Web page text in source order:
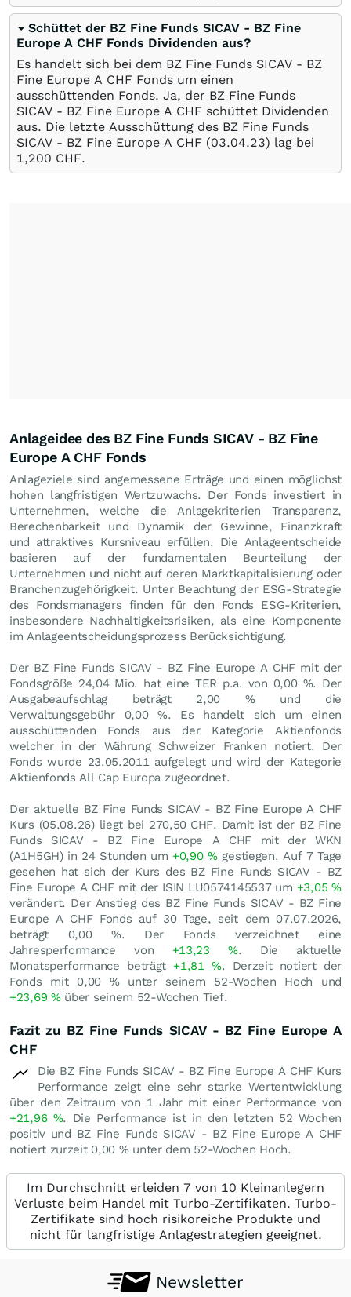
Schüttet der BZ Fine Funds SICAV - BZ Fine
Europe A CHF Fonds Dividenden aus?
Es handelt sich bei dem BZ Fine Funds SICAV - BZ
Fine Europe A CHF Fonds um einen
ausschüttenden Fonds. Ja, der BZ Fine Funds
SICAV - BZ Fine Europe A CHF schüttet Dividenden
aus. Die letzte Ausschüttung des BZ Fine Funds
SICAV - BZ Fine Europe A CHF (03.04.23) lag bei
1,200 CHF.
Anlageidee des BZ Fine Funds SICAV - BZ Fine
Europe A CHF Fonds
Anlageziele sind angemessene Erträge und einen möglichst
hohen langfristigen Wertzuwachs. Der Fonds investiert in
Unternehmen, welche die Anlagekriterien Transparenz,
Berechenbarkeit und Dynamik der Gewinne, Finanzkraft
und attraktives Kursniveau erfüllen. Die Anlageentscheide
basieren auf der fundamentalen Beurteilung der
Unternehmen und nicht auf deren Marktkapitalisierung oder
Branchenzugehörigkeit. Unter Beachtung der ESG-Strategie
des Fondsmanagers finden für den Fonds ESG-Kriterien,
insbesondere Nachhaltigkeitsrisiken, als eine Komponente
im Anlageentscheidungsprozess Berücksichtigung.
Der BZ Fine Funds SICAV - BZ Fine Europe A CHF mit der
Fondsgröße 24,04 Mio. hat eine TER p.a. von 0,00 %. Der
Ausgabeaufschlag beträgt 2,00 % und die
Verwaltungsgebühr 0,00 %. Es handelt sich um einen
ausschüttenden Fonds aus der Kategorie Aktienfonds
welcher in der Währung Schweizer Franken notiert. Der
Fonds wurde 23.05.2011 aufgelegt und wird der Kategorie
Aktienfonds All Cap Europa zugeordnet.
Der aktuelle BZ Fine Funds SICAV - BZ Fine Europe A CHF
Kurs (05.08.26) liegt bei 270,50 CHF. Damit ist der BZ Fine
Funds SICAV - BZ Fine Europe A CHF mit der WKN
(A1H5GH) in 24 Stunden um +0,90%gestiegen. Auf 7 Tage
gesehen hat sich der Kurs des BZ Fine Funds SICAV - BZ
Fine Europe A CHF mit der ISIN LU0574145537 um +3,05%
verändert. Der Anstieg des BZ Fine Funds SICAV - BZ Fine
Europe A CHF Fonds auf 30 Tage, seit dem 07.07.2026,
beträgt 0,00 %. Der Fonds verzeichnet eine
Jahresperformance von +13,23%. Die aktuelle
Monatsperformance beträgt +1,81 %. Derzeit notiert der
Fonds mit 0,00 %unter seinem 52-Wochen Hoch und
+23,69 %über seinem 52-Wochen Tief.
Fazit zu BZ Fine Funds SICAV - BZ Fine Europe A
CHF
Die BZ Fine Funds SICAV - BZ Fine Europe A CHF Kurs
Performance zeigt eine sehr starke Wertentwicklung
über den Zeitraum von 1 Jahr mit einer Performance von
+21,96 %. Die Performance ist in den letzten 52 Wochen
positiv und BZ Fine Funds SICAV - BZ Fine Europe A CHF
notiert zurzeit 0,00 %unter dem 52-Wochen Hoch.
Im Durchschnitt erleiden 7 von 10 Kleinanlegern
Verluste beim Handel mit Turbo-Zertifikaten. Turbo-
Zertifikate sind hoch risikoreiche Produkte und
nicht für langfristige Anlagestrategien geeignet.
Newsletter